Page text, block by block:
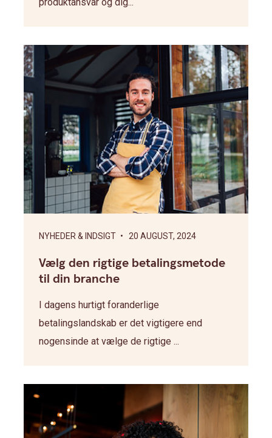
NYHEDER & INDSIGT • 20 AUGUST, 2024
Vælg den rigtige betalingsmetode
til din branche
I dagens hurtigt foranderlige
betalingslandskab er det vigtigere end
nogensinde at vælge de rigtige ...